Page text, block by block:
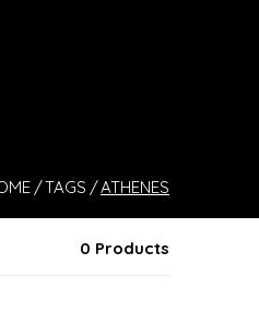
TAGS ATHENES
0 Products